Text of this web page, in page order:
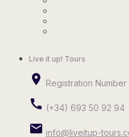
Live it up! Tours
place Registration Number
call (+34) 693 50 92 94
email info@liveitup-